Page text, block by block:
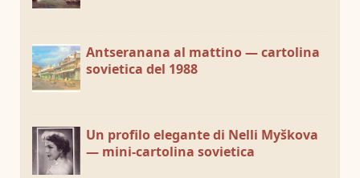
Antseranana al mattino — cartolina
sovietica del 1988
Un profilo elegante di Nelli Myškova
— mini-cartolina sovietica